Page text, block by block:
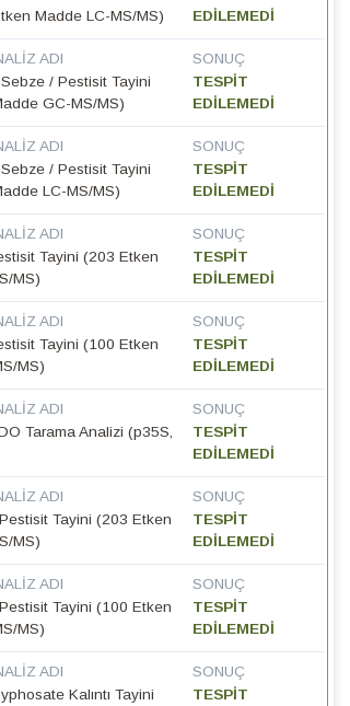
Madde LC-MS/MS)
EDİLEMEDİ
ADI
/ Pestisit Tayini
GC-MS/MS)
SONUÇ
TESPİT
EDİLEMEDİ
ADI
/ Pestisit Tayini
LC-MS/MS)
SONUÇ
TESPİT
EDİLEMEDİ
ADI
Tayini (203 Etken
MS)
SONUÇ
TESPİT
EDİLEMEDİ
ADI
Tayini (100 Etken
MS)
SONUÇ
TESPİT
EDİLEMEDİ
ADI
Tarama Analizi (p35S,
SONUÇ
TESPİT
EDİLEMEDİ
ADI
Tayini (203 Etken
MS)
SONUÇ
TESPİT
EDİLEMEDİ
ADI
Tayini (100 Etken
MS)
SONUÇ
TESPİT
EDİLEMEDİ
ADI
Kalıntı Tayini
SONUÇ
TESPİT